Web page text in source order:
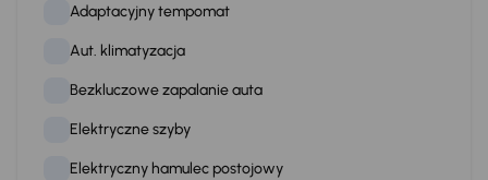
Adaptacyjny tempomat
Aut. klimatyzacja
Bezkluczowe zapalanie auta
Elektryczne szyby
Elektryczny hamulec postojowy